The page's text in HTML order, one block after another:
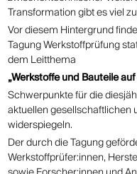
Transformation gibt es viel
Vor diesem Hintergrund
Tagung Werkstoffprüfung
dem Leitthema
„Werkstoffe und Bauteile
Schwerpunkte für die
aktuellen gesellschaftlichen
widerspiegeln.
Der durch die Tagung
Werkstoffprüfer:innen,